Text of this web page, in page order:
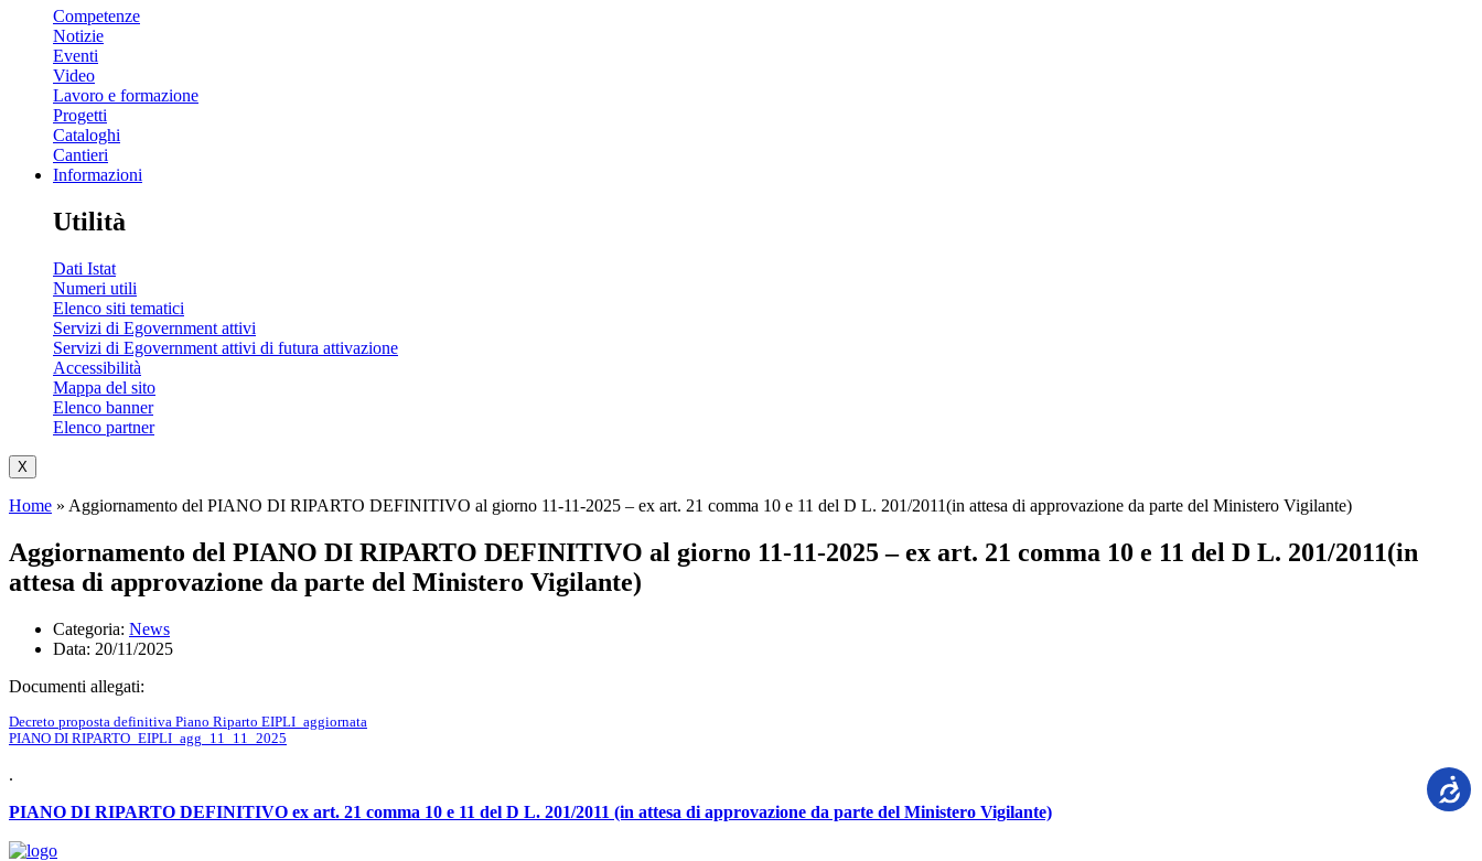
Competenze
Notizie
Eventi
Video
Lavoro e formazione
Progetti
Cataloghi
Cantieri
Informazioni
Utilità
Dati Istat
Numeri utili
Elenco siti tematici
Servizi di Egovernment attivi
Servizi di Egovernment attivi di futura attivazione
Accessibilità
Mappa del sito
Elenco banner
Elenco partner
X
Home » Aggiornamento del PIANO DI RIPARTO DEFINITIVO al giorno 11-11-2025 – ex art. 21 comma 10 e 11 del D L. 201/2011(in attesa di approvazione da parte del Ministero Vigilante)
Aggiornamento del PIANO DI RIPARTO DEFINITIVO al giorno 11-11-2025 – ex art. 21 comma 10 e 11 del D L. 201/2011(in
attesa di approvazione da parte del Ministero Vigilante)
Categoria: News
Data: 20/11/2025
Documenti allegati:
Decreto proposta definitiva Piano Riparto EIPLI_aggiornata
PIANO DI RIPARTO_EIPLI_agg_11_11_2025
.
PIANO DI RIPARTO DEFINITIVO ex art. 21 comma 10 e 11 del D L. 201/2011 (in attesa di approvazione da parte del Ministero Vigilante)